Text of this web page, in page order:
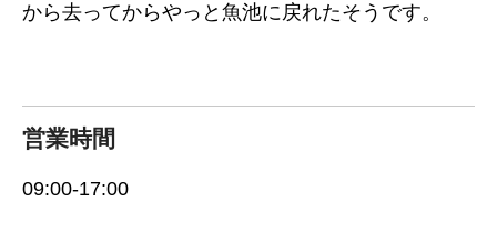
から去ってからやっと魚池に戻れたそうです。
営業時間
09:00-17:00